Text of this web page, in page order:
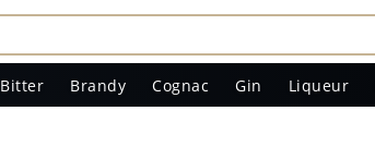
Bitter Brandy Cognac Gin Liqueur